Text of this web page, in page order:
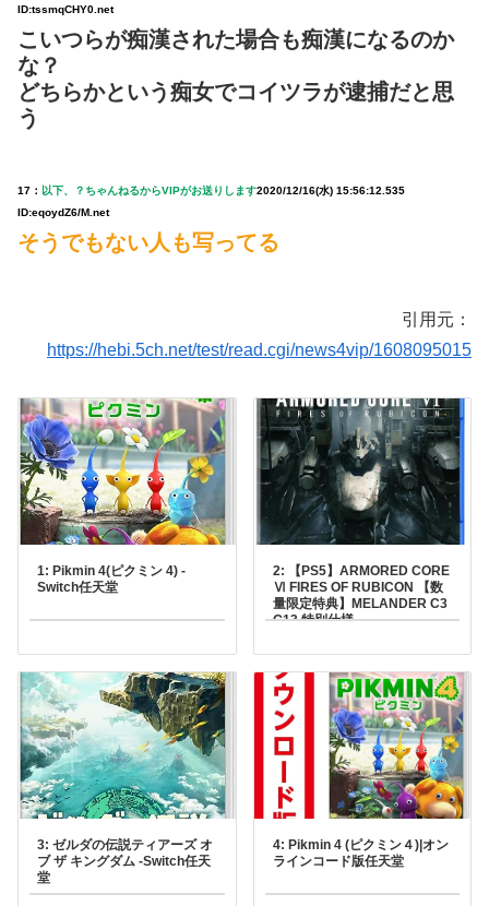
ID:tssmqCHY0.net
こいつらが痴漢された場合も痴漢になるのか
な？
どちらかという痴女でコイツラが逮捕だと思
う
17： 以下、？ちゃんねるからVIPがお送りします2020/12/16(水) 15:56:12.535
ID:eqoydZ6/M.net
そうでもない人も写ってる
引用元：
https://hebi.5ch.net/test/read.cgi/news4vip/1608095015
1: Pikmin 4(ピクミン 4) -
Switch任天堂
2: 【PS5】ARMORED CORE
Ⅵ FIRES OF RUBICON 【数
量限定特典】MELANDER C3
G13 特別仕様
ムソフトウェアPlayStation
5￥710871ポイント(1%)
3: ゼルダの伝説ティアーズ オ
ブ ザ キングダム -Switch任天
堂
4: Pikmin 4 (ピクミン４)|オン
ラインコード版任天堂